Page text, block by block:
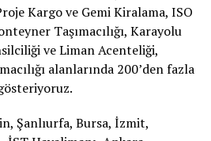
Kargo ve Gemi Kiralama, ISO
Taşımacılığı, Karayolu
ve Liman Acenteliği,
alanlarında 200’den fazla
Şanlıurfa, Bursa, İzmit,